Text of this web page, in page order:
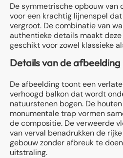
De symmetrische opbouw van
voor een krachtig lijnenspel
vergroot. De combinatie van
authentieke details maakt
geschikt voor zowel klassieke
Details van de afbeelding
De afbeelding toont een
verhoogd balkon dat wordt
natuurstenen bogen. De
monumentale trap vormen
de compositie. De verweerde
van verval benadrukken de
gebouw zonder afbreuk te
uitstraling.